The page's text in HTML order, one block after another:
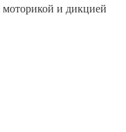
и дикцией